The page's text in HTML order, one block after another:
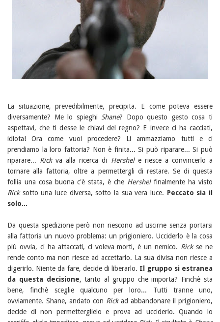
La situazione, prevedibilmente, precipita. E come poteva essere
diversamente? Me lo spieghi Shane? Dopo questo gesto cosa ti
aspettavi, che ti desse le chiavi del regno? E invece ci ha cacciati,
idiota! Ora come vuoi procedere? Li ammazziamo tutti e ci
prendiamo la loro fattoria? Non è finita... Si può riparare... Si può
riparare... Rickva alla ricerca di Hershele riesce a convincerlo a
tornare alla fattoria, oltre a permettergli di restare. Se di questa
follia una cosa buona c'è stata, è che Hershelfinalmente ha visto
Ricksotto una luce diversa, sotto la sua vera luce. Peccato sia il
solo...
Da questa spedizione però non riescono ad uscirne senza portarsi
alla fattoria un nuovo problema: un prigioniero. Ucciderlo è la cosa
più ovvia, ci ha attaccati, ci voleva morti, è un nemico. Rickse ne
rende conto ma non riesce ad accettarlo. La sua divisa non riesce a
digerirlo. Niente da fare, decide di liberarlo. Il gruppo si estranea
da questa decisione, tanto al gruppo che importa? Finchè sta
bene, finchè sceglie qualcuno per loro... Tutti tranne uno,
ovviamente. Shane, andato con Rickad abbandonare il prigioniero,
decide di non permetterglielo e prova ad ucciderlo. Quando lo